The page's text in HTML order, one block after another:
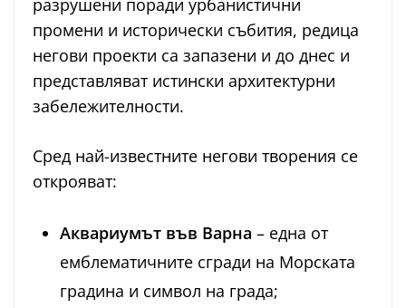
разрушени поради урбанистични
промени и исторически събития, редица
негови проекти са запазени и до днес и
представляват истински архитектурни
забележителности.
Сред най-известните негови творения се
открояват:
Аквариумът във Варна – една от
емблематичните сгради на Морската
градина и символ на града;